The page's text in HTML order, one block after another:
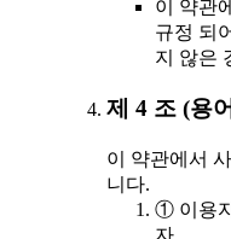
이 약관
규정 되
지 않은
제 4 조 (용
이 약관에서
니다.
① 이용